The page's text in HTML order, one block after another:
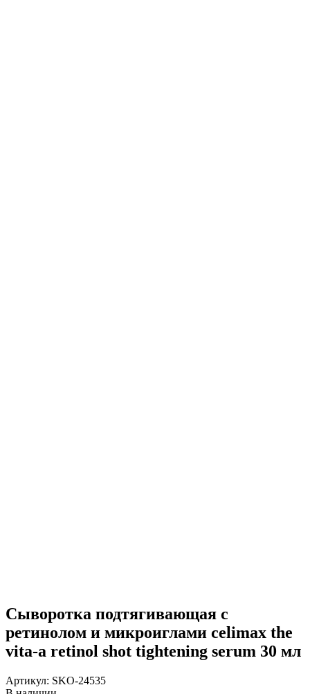
Сыворотка подтягивающая с
ретинолом и микроиглами celimax the
vita-a retinol shot tightening serum 30 мл
Артикул: SKO-24535